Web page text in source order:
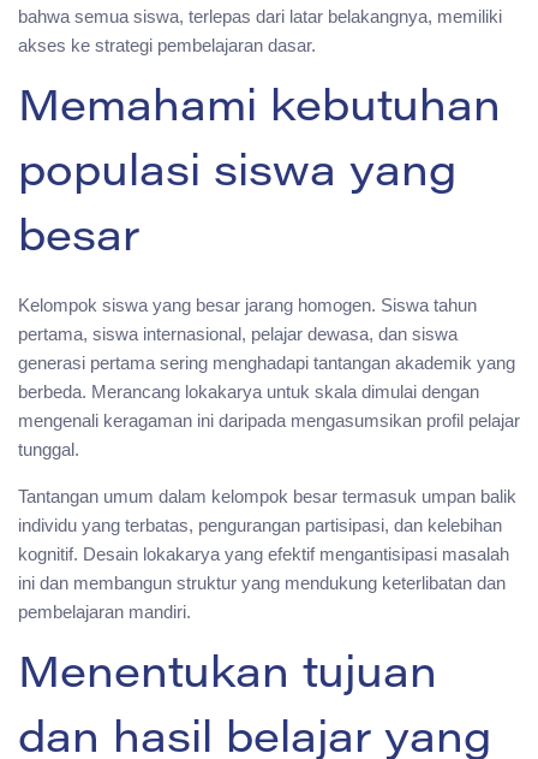
bahwa semua siswa, terlepas dari latar belakangnya, memiliki
akses ke strategi pembelajaran dasar.
Memahami kebutuhan
populasi siswa yang
besar
Kelompok siswa yang besar jarang homogen. Siswa tahun
pertama, siswa internasional, pelajar dewasa, dan siswa
generasi pertama sering menghadapi tantangan akademik yang
berbeda. Merancang lokakarya untuk skala dimulai dengan
mengenali keragaman ini daripada mengasumsikan profil pelajar
tunggal.
Tantangan umum dalam kelompok besar termasuk umpan balik
individu yang terbatas, pengurangan partisipasi, dan kelebihan
kognitif. Desain lokakarya yang efektif mengantisipasi masalah
ini dan membangun struktur yang mendukung keterlibatan dan
pembelajaran mandiri.
Menentukan tujuan
dan hasil belajar yang